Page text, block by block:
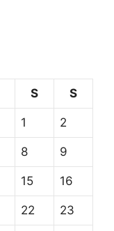
S S
1 2
8 9
15 16
22 23